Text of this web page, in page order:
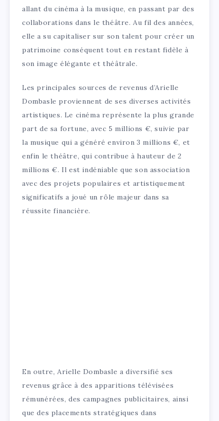
allant du cinéma à la musique, en passant par des
collaborations dans le théâtre. Au fil des années,
elle a su capitaliser sur son talent pour créer un
patrimoine conséquent tout en restant fidèle à
son image élégante et théâtrale.
Les principales sources de revenus d’Arielle
Dombasle proviennent de ses diverses activités
artistiques. Le cinéma représente la plus grande
part de sa fortune, avec 5 millions €, suivie par
la musique qui a généré environ 3 millions €, et
enfin le théâtre, qui contribue à hauteur de 2
millions €. Il est indéniable que son association
avec des projets populaires et artistiquement
significatifs a joué un rôle majeur dans sa
réussite financière.
En outre, Arielle Dombasle a diversifié ses
revenus grâce à des apparitions télévisées
rémunérées, des campagnes publicitaires, ainsi
que des placements stratégiques dans